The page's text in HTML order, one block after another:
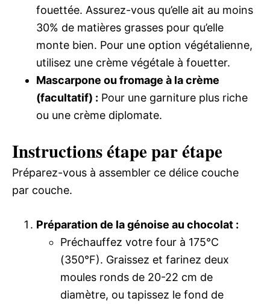
fouettée. Assurez-vous qu’elle ait au moins
30% de matières grasses pour qu’elle
monte bien. Pour une option végétalienne,
utilisez une crème végétale à fouetter.
Mascarpone ou fromage à la crème
(facultatif) : Pour une garniture plus riche
ou une crème diplomate.
Instructions étape par étape
Préparez-vous à assembler ce délice couche
par couche.
Préparation de la génoise au chocolat :
Préchauffez votre four à 175°C
(350°F). Graissez et farinez deux
moules ronds de 20-22 cm de
diamètre, ou tapissez le fond de